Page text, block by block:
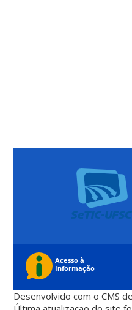
Desenvolvido com o CMS